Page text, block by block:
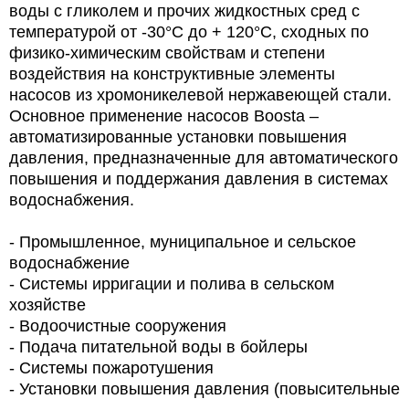
воды с гликолем и прочих жидкостных сред с
температурой от -30°С до + 120°С, сходных по
физико-химическим свойствам и степени
воздействия на конструктивные элементы
насосов из хромоникелевой нержавеющей стали.
Основное применение насосов Boosta –
автоматизированные установки повышения
давления, предназначенные для автоматического
повышения и поддержания давления в системах
водоснабжения.
- Промышленное, муниципальное и сельское
водоснабжение
- Системы ирригации и полива в сельском
хозяйстве
- Водоочистные сооружения
- Подача питательной воды в бойлеры
- Системы пожаротушения
- Установки повышения давления (повысительные